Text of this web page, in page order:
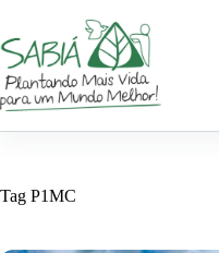
o
conteúdo
Tag P1MC